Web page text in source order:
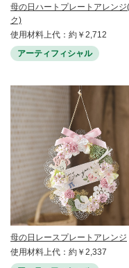
母の日ハートプレートアレンジ
ク)
使用材料上代：約￥2,712
アーティフィシャル
母の日レースプレートアレンジ
使用材料上代：約￥2,337